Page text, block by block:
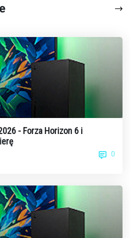
- Forza Horizon 6 i
0